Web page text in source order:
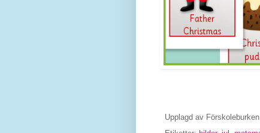
Upplagd av Förskoleburken